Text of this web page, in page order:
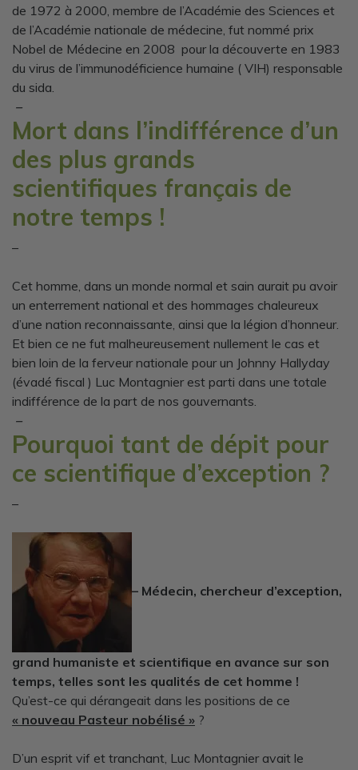
de 1972 à 2000, membre de l’Académie des Sciences et
de l’Académie nationale de médecine, fut nommé prix
Nobel de Médecine en 2008 pour la découverte en 1983
du virus de l’immunodéficience humaine ( VIH) responsable
du sida.
–
Mort dans l’indifférence d’un
des plus grands
scientifiques français de
notre temps !
–
Cet homme, dans un monde normal et sain aurait pu avoir
un enterrement national et des hommages chaleureux
d’une nation reconnaissante, ainsi que la légion d’honneur.
Et bien ce ne fut malheureusement nullement le cas et
bien loin de la ferveur nationale pour un Johnny Hallyday
(évadé fiscal ) Luc Montagnier est parti dans une totale
indifférence de la part de nos gouvernants.
–
Pourquoi tant de dépit pour
ce scientifique d’exception ?
–
– Médecin, chercheur d’exception,
grand humaniste et scientifique en avance sur son
temps, telles sont les qualités de cet homme !
Qu’est-ce qui dérangeait dans les positions de ce
« nouveau Pasteur nobélisé » ?
D’un esprit vif et tranchant, Luc Montagnier avait le